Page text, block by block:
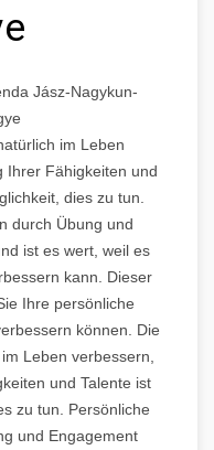
Jász-Nagykun-
im Leben
Ihrer Fähigkeiten und
dies zu tun.
durch Übung und
ist es wert, weil es
kann. Dieser
Ihre persönliche
können. Die
Leben verbessern,
und Talente ist
zu tun. Persönliche
und Engagement